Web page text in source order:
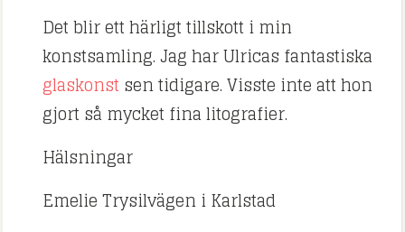
Det blir ett härligt tillskott i min
konstsamling. Jag har Ulricas fantastiska
glaskonst sen tidigare. Visste inte att hon
gjort så mycket fina litografier.
Hälsningar
Emelie Trysilvägen i Karlstad